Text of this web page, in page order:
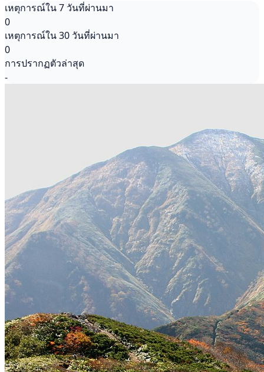
เหตุการณ์ใน 7 วันที่ผ่านมา
0
เหตุการณ์ใน 30 วันที่ผ่านมา
0
การปรากฏตัวล่าสุด
-